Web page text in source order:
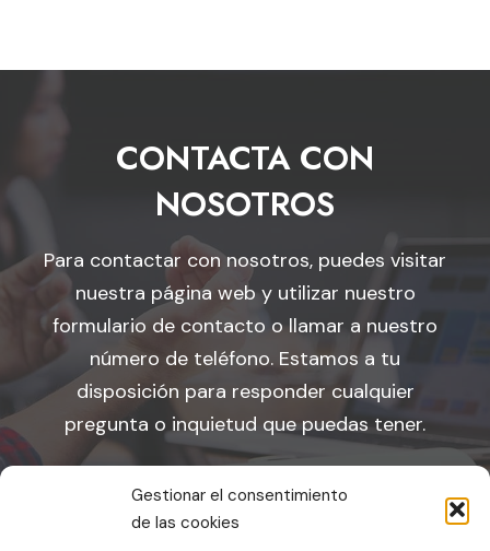
Gestionar el consentimiento
de las cookies
CONTACTA CON
NOSOTROS
Para contactar con nosotros, puedes visitar
nuestra página web y utilizar nuestro
formulario de contacto o llamar a nuestro
número de teléfono. Estamos a tu
disposición para responder cualquier
pregunta o inquietud que puedas tener.
CONTACTO